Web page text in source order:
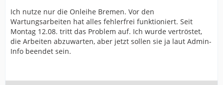
Ich nutze nur die Onleihe Bremen. Vor den
Wartungsarbeiten hat alles fehlerfrei funktioniert. Seit
Montag 12.08. tritt das Problem auf. Ich wurde vertröstet,
die Arbeiten abzuwarten, aber jetzt sollen sie ja laut Admin-
Info beendet sein.